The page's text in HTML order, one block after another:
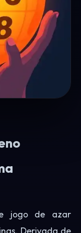
jogo de azar